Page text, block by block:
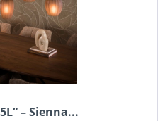
– Sienna...